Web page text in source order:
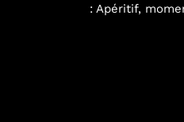
: Apéritif,